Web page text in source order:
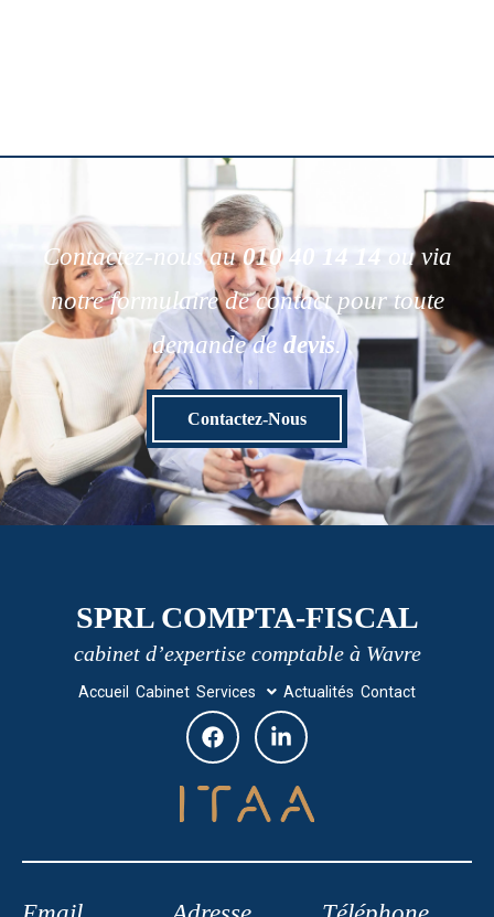
Contactez-nous au010 40 14 14
ou via
notre formulaire de contact pour toute
demande de devis.
Contactez-Nous
SPRL COMPTA-FISCAL
cabinet d’expertise comptable à Wavre
Accueil Cabinet Services Actualités Contact